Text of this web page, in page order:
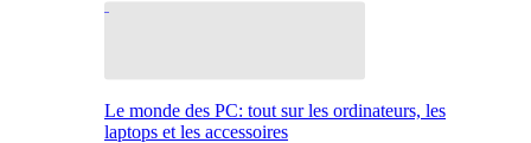
Le monde des PC: tout sur les ordinateurs, les
laptops et les accessoires